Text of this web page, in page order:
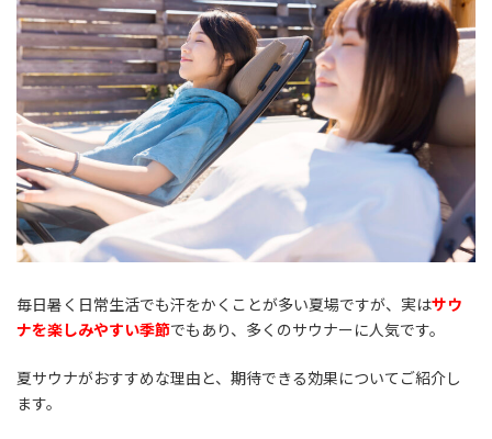
毎日暑く日常生活でも汗をかくことが多い夏場ですが、実はサウ
ナを楽しみやすい季節でもあり、多くのサウナーに人気です。
夏サウナがおすすめな理由と、期待できる効果についてご紹介し
ます。